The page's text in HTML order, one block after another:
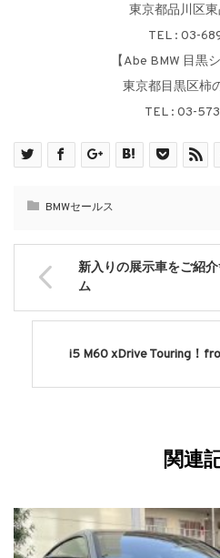
東京都品川区
TEL : 03-
【Abe BMW 目黒
東京都目黒区柿
TEL : 03-
BMWセールス
新入りの展示車をご紹
ム
i5 M60 xDrive Touring！
関連